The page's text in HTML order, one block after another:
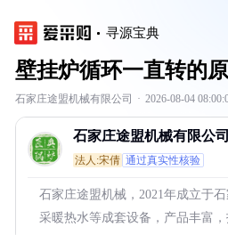
寻源宝典
壁挂炉循环一直转的
石家庄途盟机械有限公司 · 2026-08-04
石家庄途盟机械有限公司
法人:宋倩 通过真实性核验
石家庄途盟机械，2021年成立于
采暖热水等成套设备，产品丰富，